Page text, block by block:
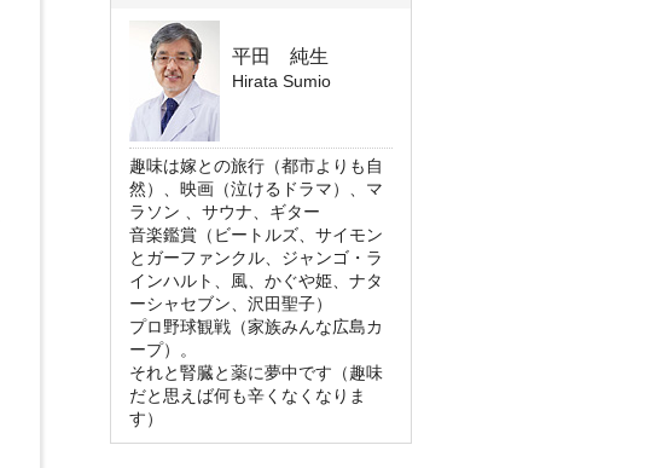
平田 純生
Hirata Sumio
趣味は嫁との旅行（都市よりも自
然）、映画（泣けるドラマ）、マ
ラソン 、サウナ、ギター
音楽鑑賞（ビートルズ、サイモン
とガーファンクル、ジャンゴ・ラ
インハルト、風、かぐや姫、ナタ
ーシャセブン、沢田聖子）
プロ野球観戦（家族みんな広島カ
ープ）。
それと腎臓と薬に夢中です（趣味
だと思えば何も辛くなくなりま
す）